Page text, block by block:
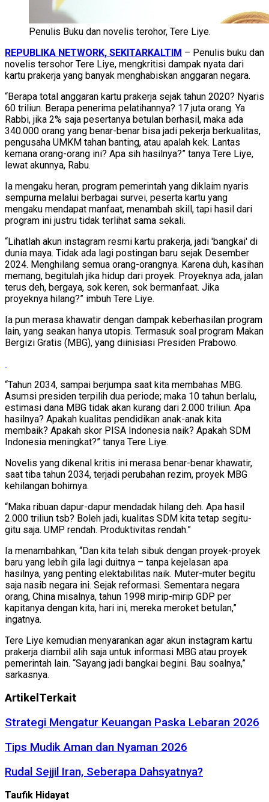
Penulis Buku dan novelis terohor, Tere Liye.
REPUBLIKA NETWORK, SEKITARKALTIM – Penulis buku dan
novelis tersohor Tere Liye, mengkritisi dampak nyata dari
kartu prakerja yang banyak menghabiskan anggaran negara.
“Berapa total anggaran kartu prakerja sejak tahun 2020? Nyaris
60 triliun. Berapa penerima pelatihannya? 17 juta orang. Ya
Rabbi, jika 2% saja pesertanya betulan berhasil, maka ada
340.000 orang yang benar-benar bisa jadi pekerja berkualitas,
pengusaha UMKM tahan banting, atau apalah kek. Lantas
kemana orang-orang ini? Apa sih hasilnya?” tanya Tere Liye,
lewat akunnya, Rabu.
Ia mengaku heran, program pemerintah yang diklaim nyaris
sempurna melalui berbagai survei, peserta kartu yang
mengaku mendapat manfaat, menambah skill, tapi hasil dari
program ini justru tidak terlihat sama sekali.
“Lihatlah akun instagram resmi kartu prakerja, jadi 'bangkai' di
dunia maya. Tidak ada lagi postingan baru sejak Desember
2024. Menghilang semua orang-orangnya. Karena duh, kasihan
memang, begitulah jika hidup dari proyek. Proyeknya ada, jalan
terus deh, bergaya, sok keren, sok bermanfaat. Jika
proyeknya hilang?” imbuh Tere Liye.
Ia pun merasa khawatir dengan dampak keberhasilan program
lain, yang seakan hanya utopis. Termasuk soal program Makan
Bergizi Gratis (MBG), yang diinisiasi Presiden Prabowo.
“Tahun 2034, sampai berjumpa saat kita membahas MBG.
Asumsi presiden terpilih dua periode; maka 10 tahun berlalu,
estimasi dana MBG tidak akan kurang dari 2.000 triliun. Apa
hasilnya? Apakah kualitas pendidikan anak-anak kita
membaik? Apakah skor PISA Indonesia naik? Apakah SDM
Indonesia meningkat?” tanya Tere Liye.
Novelis yang dikenal kritis ini merasa benar-benar khawatir,
saat tiba tahun 2034, terjadi perubahan rezim, proyek MBG
kehilangan bohirnya.
“Maka ribuan dapur-dapur mendadak hilang deh. Apa hasil
2.000 triliun tsb? Boleh jadi, kualitas SDM kita tetap segitu-
gitu saja. UMP rendah. Produktivitas rendah.”
Ia menambahkan, “Dan kita telah sibuk dengan proyek-proyek
baru yang lebih gila lagi duitnya – tanpa kejelasan apa
hasilnya, yang penting elektabilitas naik. Muter-muter begitu
saja nasib negara ini. Sejak reformasi. Sementara negara
orang, China misalnya, tahun 1998 mirip-mirip GDP per
kapitanya dengan kita, hari ini, mereka meroket betulan,”
ingatnya.
Tere Liye kemudian menyarankan agar akun instagram kartu
prakerja diambil alih saja untuk informasi MBG atau proyek
pemerintah lain. “Sayang jadi bangkai begini. Bau soalnya,”
sarkasnya.
Artikel Terkait
Strategi Mengatur Keuangan Paska Lebaran 2026
Tips Mudik Aman dan Nyaman 2026
Rudal Sejjil Iran, Seberapa Dahsyatnya?
Taufik Hidayat